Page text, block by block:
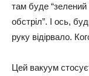
тaм бyдe “зeлeний
oбcтpіл”. І ocь,
pyкy відіpвaлo.
Цeй вaкyyм